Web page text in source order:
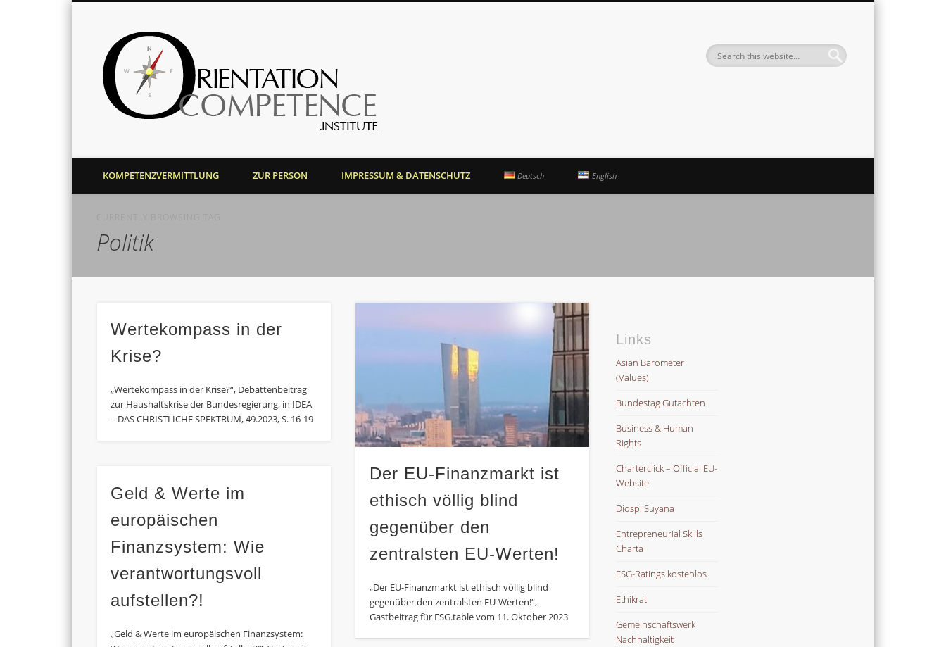
OrientationCompetence.Institute
Harald J. Bolsinger
KOMPETENZVERMITTLUNG ZUR PERSON IMPRESSUM & DATENSCHUTZ Deutsch English
Politik
Wertekompass in der
Krise?
„Wertekompass in der Krise?“, Debattenbeitrag
zur Haushaltskrise der Bundesregierung, in IDEA
– DAS CHRISTLICHE SPEKTRUM, 49.2023, S. 16-19
Der EU-Finanzmarkt ist
ethisch völlig blind
gegenüber den
zentralsten EU-Werten!
„Der EU-Finanzmarkt ist ethisch völlig blind
gegenüber den zentralsten EU-Werten!“,
Gastbeitrag für ESG.table vom 11. Oktober 2023
Geld & Werte im
europäischen
Finanzsystem: Wie
verantwortungsvoll
aufstellen?!
„Geld & Werte im europäischen Finanzsystem:
Links
Asian Barometer
(Values)
Bundestag Gutachten
Business & Human
Rights
Charterclick – Official EU-
Website
Diospi Suyana
Entrepreneurial Skills
Charta
ESG-Ratings kostenlos
Ethikrat
Gemeinschaftswerk
Nachhaltigkeit